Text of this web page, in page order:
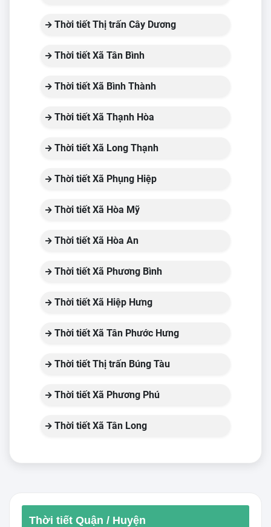
Thời tiết Thị trấn Cây Dương
Thời tiết Xã Tân Bình
Thời tiết Xã Bình Thành
Thời tiết Xã Thạnh Hòa
Thời tiết Xã Long Thạnh
Thời tiết Xã Phụng Hiệp
Thời tiết Xã Hòa Mỹ
Thời tiết Xã Hòa An
Thời tiết Xã Phương Bình
Thời tiết Xã Hiệp Hưng
Thời tiết Xã Tân Phước Hưng
Thời tiết Thị trấn Búng Tàu
Thời tiết Xã Phương Phú
Thời tiết Xã Tân Long
Thời tiết Quận / Huyện